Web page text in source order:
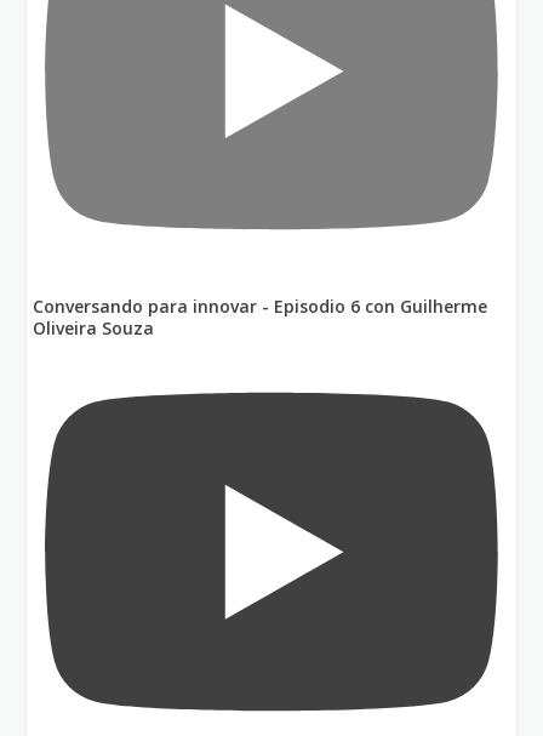
Conversando para innovar - Episodio 6 con Guilherme
Oliveira Souza